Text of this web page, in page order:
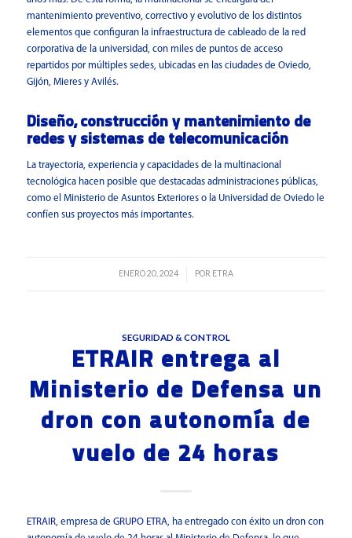
mantenimiento preventivo, correctivo y evolutivo de los distintos
elementos que configuran la infraestructura de cableado de la red
corporativa de la universidad, con miles de puntos de acceso
repartidos por múltiples sedes, ubicadas en las ciudades de Oviedo,
Gijón, Mieres y Avilés.
Diseño, construcción y mantenimiento de
redes y sistemas de telecomunicación
La trayectoria, experiencia y capacidades de la multinacional
tecnológica hacen posible que destacadas administraciones públicas,
como el Ministerio de Asuntos Exteriores o la Universidad de Oviedo le
confíen sus proyectos más importantes.
ENERO 20, 2024
/ POR ETRA
SEGURIDAD & CONTROL
ETRAIR entrega al
Ministerio de Defensa un
dron con autonomía de
vuelo de 24 horas
ETRAIR, empresa de GRUPO ETRA, ha entregado con éxito un dron con